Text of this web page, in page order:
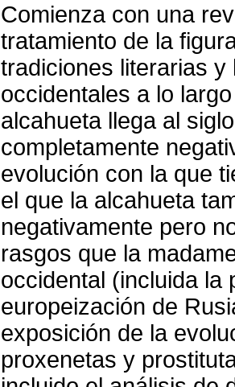
Comienza con una
tratamiento de la
tradiciones literarias
occidentales a lo
alcahueta llega al
completamente
evolución con la que
el que la alcahueta
negativamente pero
rasgos que la
occidental (incluida la
europeización de
exposición de la
proxenetas y